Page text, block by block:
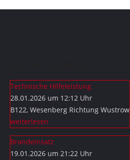
Technische Hilfeleistung
28.01.2026 um 12:12 Uhr
B122, Wesenberg Richtung Wustrow
weiterlesen
Brandeinsatz
19.01.2026 um 21:22 Uhr